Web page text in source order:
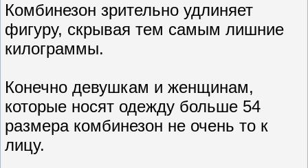
Комбинезон зрительно удлиняет
фигуру, скрывая тем самым лишние
килограммы.
Конечно девушкам и женщинам,
которые носят одежду больше 54
размера комбинезон не очень то к
лицу.